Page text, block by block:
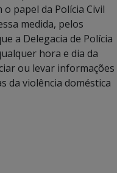
papel da Polícia Civil
medida, pelos
a Delegacia de Polícia
hora e dia da
ou levar informações
da violência doméstica